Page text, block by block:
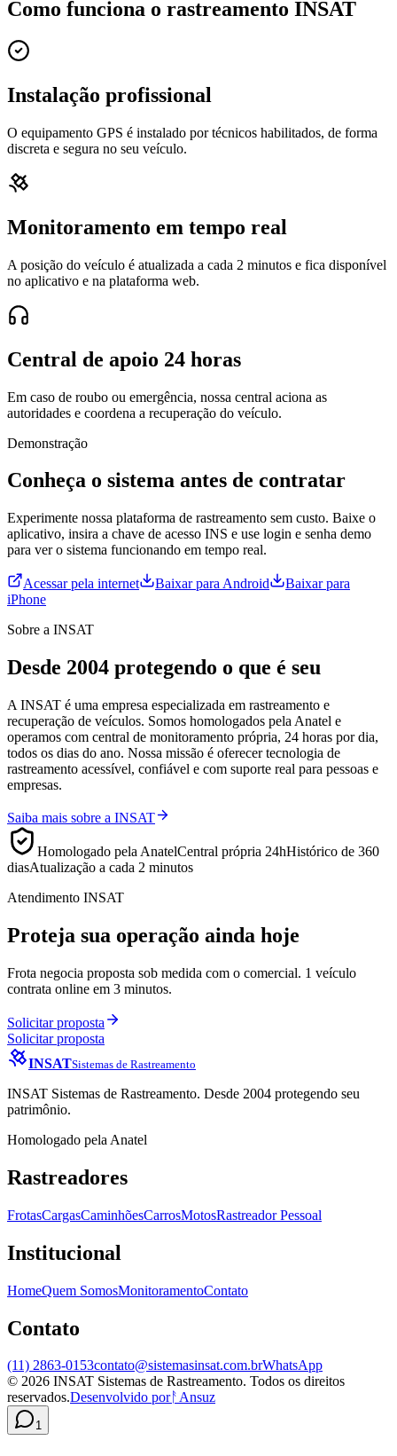
Como funciona o rastreamento INSAT
Instalação profissional
O equipamento GPS é instalado por técnicos habilitados, de forma
discreta e segura no seu veículo.
Monitoramento em tempo real
A posição do veículo é atualizada a cada 2 minutos e fica disponível
no aplicativo e na plataforma web.
Central de apoio 24 horas
Em caso de roubo ou emergência, nossa central aciona as
autoridades e coordena a recuperação do veículo.
Demonstração
Conheça o sistema antes de contratar
Experimente nossa plataforma de rastreamento sem custo. Baixe o
aplicativo, insira a chave de acesso INS e use login e senha demo
para ver o sistema funcionando em tempo real.
Acessar pela internet Baixar para Android
Baixar para
iPhone
Sobre a INSAT
Desde 2004 protegendo o que é seu
A INSAT é uma empresa especializada em rastreamento e
recuperação de veículos. Somos homologados pela Anatel e
operamos com central de monitoramento própria, 24 horas por dia,
todos os dias do ano. Nossa missão é oferecer tecnologia de
rastreamento acessível, confiável e com suporte real para pessoas e
empresas.
Saiba mais sobre a INSAT
Homologado pela AnatelCentral própria 24hHistórico de 360
diasAtualização a cada 2 minutos
Atendimento INSAT
Proteja sua operação ainda hoje
Frota negocia proposta sob medida com o comercial. 1 veículo
contrata online em 3 minutos.
Solicitar proposta
Solicitar proposta
INSATSistemas de Rastreamento
INSAT Sistemas de Rastreamento. Desde 2004 protegendo seu
patrimônio.
Homologado pela Anatel
Rastreadores
FrotasCargasCaminhõesCarrosMotosRastreador Pessoal
Institucional
HomeQuem SomosMonitoramentoContato
Contato
(11) 2863-0153contato@sistemasinsat.com.brWhatsApp
© 2026 INSAT Sistemas de Rastreamento. Todos os direitos
reservados.Desenvolvido porᚨAnsuz
1